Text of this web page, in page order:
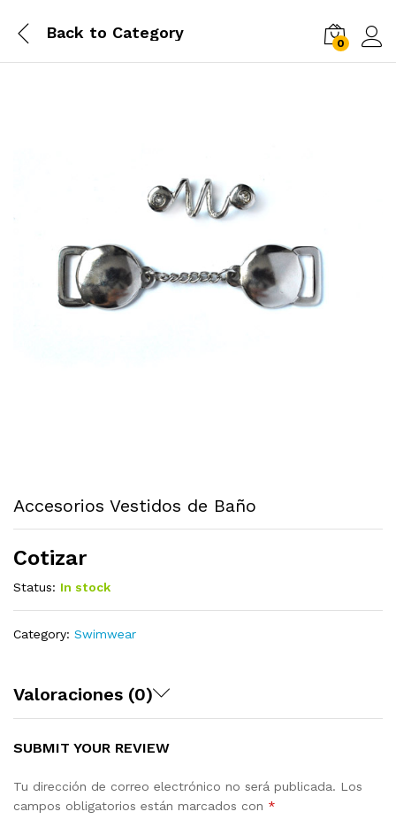
Back to Category
0
Accesorios Vestidos de Baño
Cotizar
Status: In stock
Category: Swimwear
Valoraciones (0)
SUBMIT YOUR REVIEW
Tu dirección de correo electrónico no será publicada. Los
campos obligatorios están marcados con *